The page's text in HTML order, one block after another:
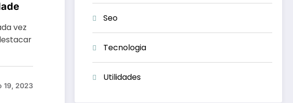
vez
19, 2023
Seo
Tecnologia
Utilidades